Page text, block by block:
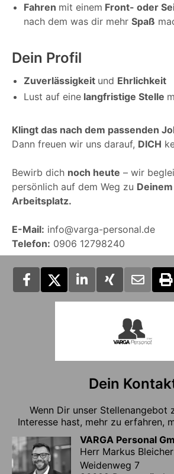
Fahren mit einem Front- oder
nach dem was dir mehr Spaß
Dein Profil
Zuverlässigkeit und Ehrlichkeit
Lust auf eine langfristige Stelle
Klingt das nach dem passenden
Dann freuen wir uns darauf, DICH
Bewirb dich noch heute – wir
persönlich auf dem Weg zu
Arbeitsplatz.
E-Mail: info@varga-personal.de
Telefon: 0906 12798240
Dein
Wenn Dir unser Stellenangebot
Interesse hast, mehr zu erfahren,
VARGA Personal
Herr Markus Bleicher
Weidenweg 7